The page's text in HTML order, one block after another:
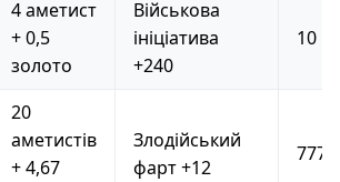
4 аметист
+ 0,5
золото
Військова
ініціатива
+240
10
20
аметистів
+ 4,67
Злодійський
фарт +12
777